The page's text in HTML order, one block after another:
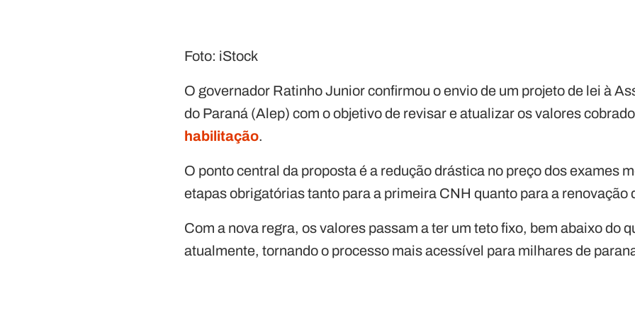
Foto: iStock
O governador Ratinho Junior confirmou o envio de um projeto de lei à
do Paraná (Alep) com o objetivo de revisar e atualizar os valores
habilitação.
O ponto central da proposta é a redução drástica no preço dos exames
etapas obrigatórias tanto para a primeira CNH quanto para a renovação
Com a nova regra, os valores passam a ter um teto fixo, bem abaixo do
atualmente, tornando o processo mais acessível para milhares de